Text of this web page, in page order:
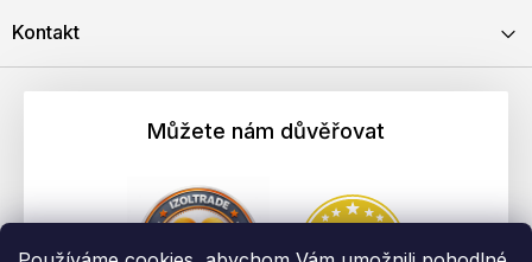
Kontakt
Můžete nám důvěřovat